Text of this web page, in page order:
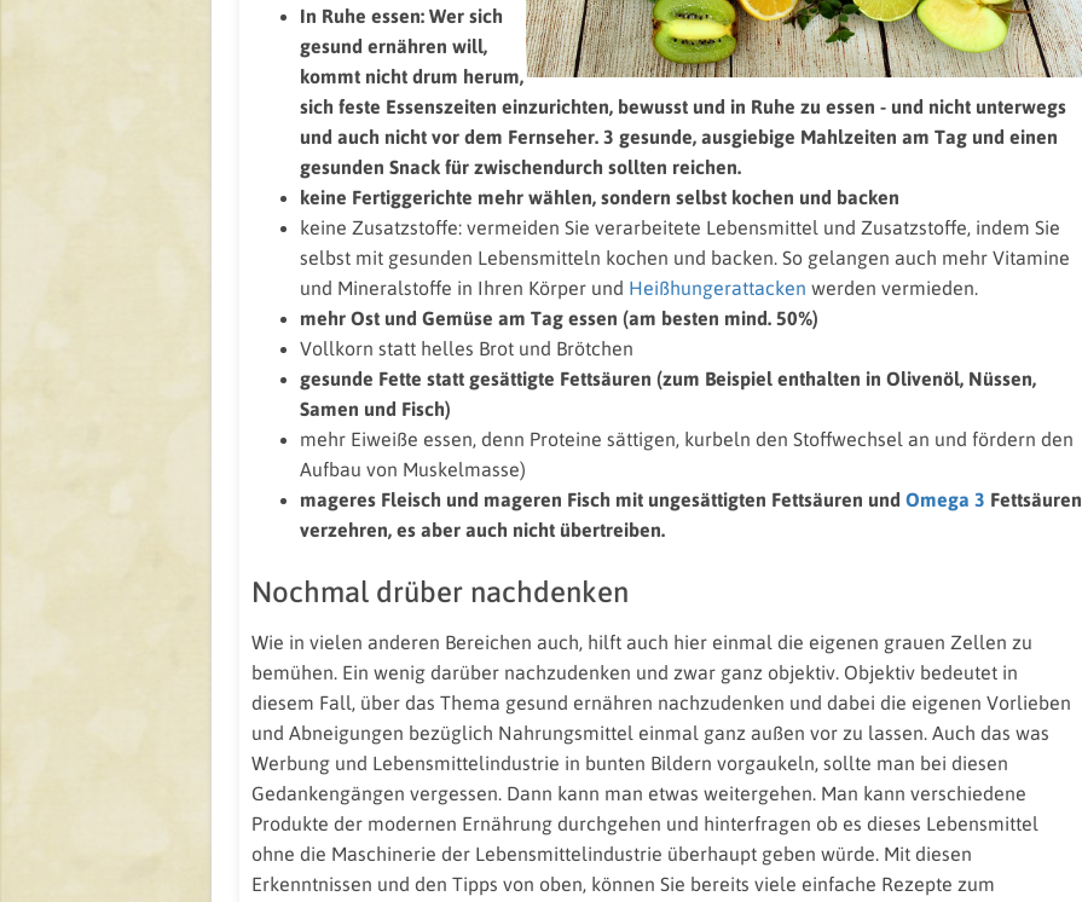
In Ruhe essen: Wer sich
gesund ernähren will,
kommt nicht drum herum,
sich feste Essenszeiten einzurichten, bewusst und in Ruhe zu essen - und nicht unterwegs
und auch nicht vor dem Fernseher. 3 gesunde, ausgiebige Mahlzeiten am Tag und einen
gesunden Snack für zwischendurch sollten reichen.
keine Fertiggerichte mehr wählen, sondern selbst kochen und backen
keine Zusatzstoffe: vermeiden Sie verarbeitete Lebensmittel und Zusatzstoffe, indem Sie
selbst mit gesunden Lebensmitteln kochen und backen. So gelangen auch mehr Vitamine
und Mineralstoffe in Ihren Körper und Heißhungerattacken werden vermieden.
mehr Ost und Gemüse am Tag essen (am besten mind. 50%)
Vollkorn statt helles Brot und Brötchen
gesunde Fette statt gesättigte Fettsäuren (zum Beispiel enthalten in Olivenöl, Nüssen,
Samen und Fisch)
mehr Eiweiße essen, denn Proteine sättigen, kurbeln den Stoffwechsel an und fördern den
Aufbau von Muskelmasse)
mageres Fleisch und mageren Fisch mit ungesättigten Fettsäuren und Omega 3 Fettsäuren
verzehren, es aber auch nicht übertreiben.
Nochmal drüber nachdenken
Wie in vielen anderen Bereichen auch, hilft auch hier einmal die eigenen grauen Zellen zu
bemühen. Ein wenig darüber nachzudenken und zwar ganz objektiv. Objektiv bedeutet in
diesem Fall, über das Thema gesund ernähren nachzudenken und dabei die eigenen Vorlieben
und Abneigungen bezüglich Nahrungsmittel einmal ganz außen vor zu lassen. Auch das was
Werbung und Lebensmittelindustrie in bunten Bildern vorgaukeln, sollte man bei diesen
Gedankengängen vergessen. Dann kann man etwas weitergehen. Man kann verschiedene
Produkte der modernen Ernährung durchgehen und hinterfragen ob es dieses Lebensmittel
ohne die Maschinerie der Lebensmittelindustrie überhaupt geben würde. Mit diesen
Erkenntnissen und den Tipps von oben, können Sie bereits viele einfache Rezepte zum